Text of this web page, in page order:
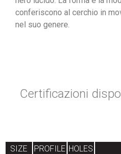
conferiscono al cerchio in
nel suo genere.
Certificazioni
SIZE PROFILE HOLES